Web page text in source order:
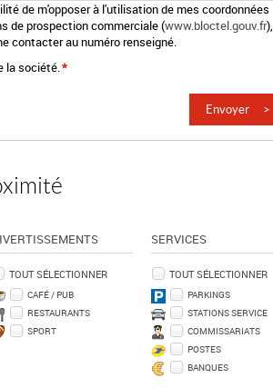
de m'opposer à l'utilisation de mes coordonnées
de prospection commerciale (www.bloctel.gouv.fr),
contacter au numéro renseigné.
la société.*
TOUT SÉLECTIONNER
CAFÉ / PUB
RESTAURANTS
SPORT
SERVICES
TOUT SÉLECTIONNER
PARKINGS
STATIONS SERVICE
COMMISSARIATS
POSTES
BANQUES